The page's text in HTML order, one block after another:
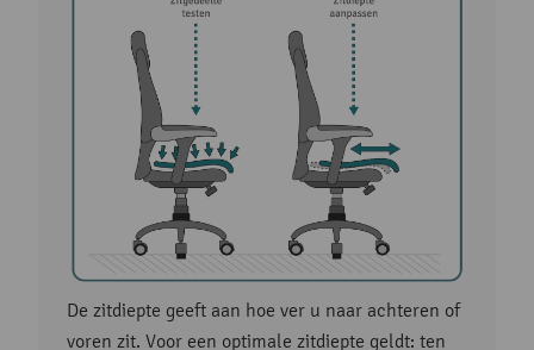
De zitdiepte geeft aan hoe ver u naar achteren of
voren zit. Voor een optimale zitdiepte geldt: ten